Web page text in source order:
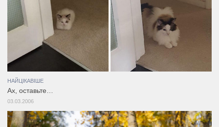
НАЙЦІКАВІШЕ
Ах, оставьте…
03.03.2006